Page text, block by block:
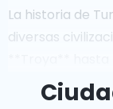
La historia de
diversas
hitos históricos
diverso